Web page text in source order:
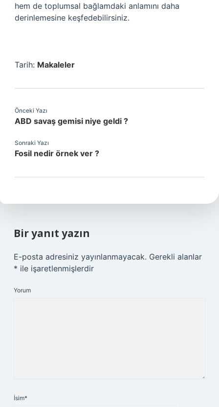
hem de toplumsal bağlamdaki anlamını daha
derinlemesine keşfedebilirsiniz.
Tarih: Makaleler
Önceki Yazı
ABD savaş gemisi niye geldi ?
Sonraki Yazı
Fosil nedir örnek ver ?
Bir yanıt yazın
E-posta adresiniz yayınlanmayacak. Gerekli alanlar
* ile işaretlenmişlerdir
Yorum
İsim*